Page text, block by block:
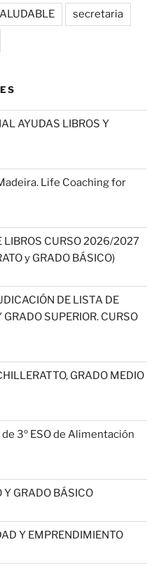
secretaria
AYUDAS LIBROS Y
Life Coaching for
LIBROS CURSO 2026/2027
y GRADO BÁSICO)
DE LISTA DE
SUPERIOR. CURSO
GRADO MEDIO
3º ESO de Alimentación
Y GRADO BÁSICO
Y EMPRENDIMIENTO